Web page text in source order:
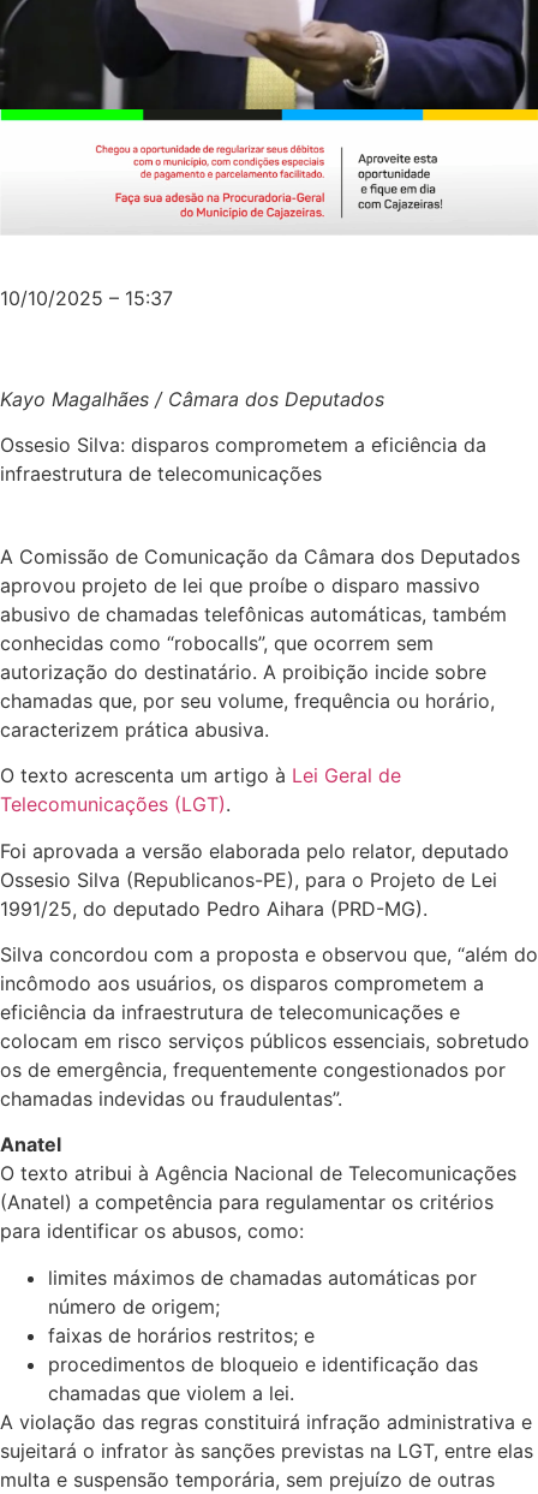
10/10/2025 – 15:37
Kayo Magalhães / Câmara dos Deputados
Ossesio Silva: disparos comprometem a eficiência da
infraestrutura de telecomunicações
A Comissão de Comunicação da Câmara dos Deputados
aprovou projeto de lei que proíbe o disparo massivo
abusivo de chamadas telefônicas automáticas, também
conhecidas como “robocalls”, que ocorrem sem
autorização do destinatário. A proibição incide sobre
chamadas que, por seu volume, frequência ou horário,
caracterizem prática abusiva.
O texto acrescenta um artigo à Lei Geral de
Telecomunicações (LGT).
Foi aprovada a versão elaborada pelo relator, deputado
Ossesio Silva (Republicanos-PE), para o Projeto de Lei
1991/25, do deputado Pedro Aihara (PRD-MG).
Silva concordou com a proposta e observou que, “além do
incômodo aos usuários, os disparos comprometem a
eficiência da infraestrutura de telecomunicações e
colocam em risco serviços públicos essenciais, sobretudo
os de emergência, frequentemente congestionados por
chamadas indevidas ou fraudulentas”.
Anatel
O texto atribui à Agência Nacional de Telecomunicações
(Anatel) a competência para regulamentar os critérios
para identificar os abusos, como:
limites máximos de chamadas automáticas por
número de origem;
faixas de horários restritos; e
procedimentos de bloqueio e identificação das
chamadas que violem a lei.
A violação das regras constituirá infração administrativa e
sujeitará o infrator às sanções previstas na LGT, entre elas
multa e suspensão temporária, sem prejuízo de outras